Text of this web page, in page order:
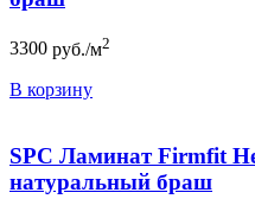
3300 руб./м2
В корзину
SPC Ламинат Firmfit
натуральный браш